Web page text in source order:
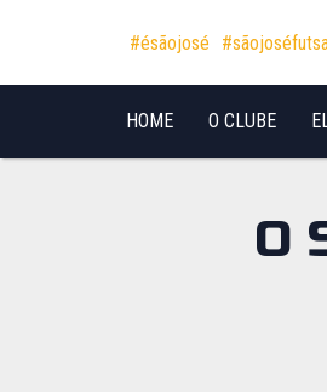
Pular para o conteúdo
#ésãojosé
HOME O CLUBE
O